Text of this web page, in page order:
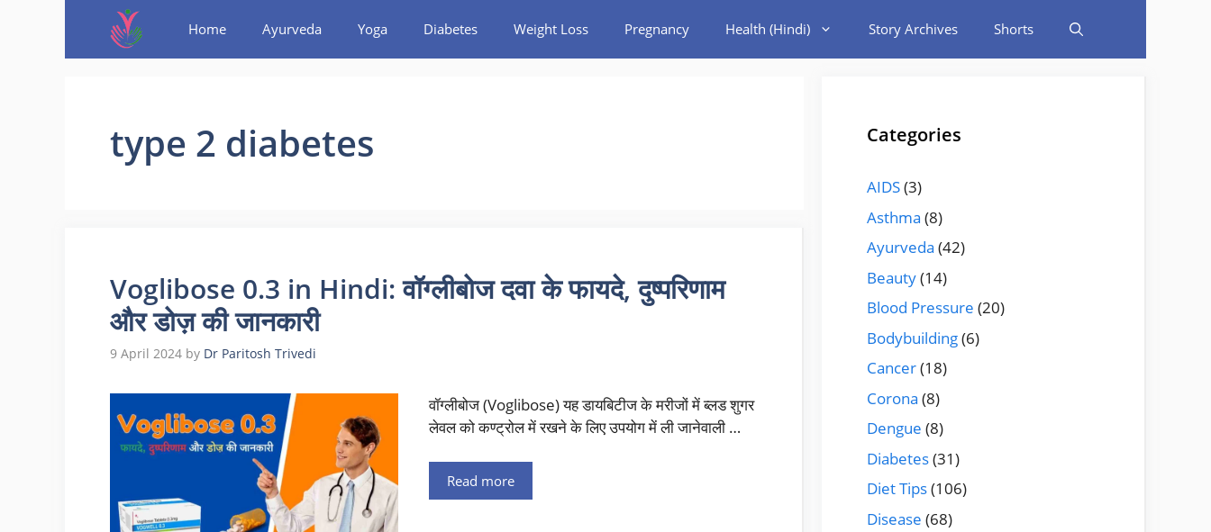
Home Ayurveda Yoga Diabetes Weight Loss Pregnancy Health (Hindi) Story Archives Shorts
type 2 diabetes
Voglibose 0.3 in Hindi: वॉग्लीबोज दवा के फायदे, दुष्परिणाम
और डोज़ की जानकारी
9 April 2024 by Dr Paritosh Trivedi
वॉग्लीबोज (Voglibose) यह डायबिटीज के मरीजों में ब्लड शुगर
लेवल को कण्ट्रोल में रखने के लिए उपयोग में ली जानेवाली …
Read more
Categories
AIDS(3)
Asthma (8)
Ayurveda (42)
Beauty(14)
Blood Pressure (20)
Bodybuilding(6)
Cancer(18)
Corona (8)
Dengue (8)
Diabetes(31)
Diet Tips(106)
Disease (68)